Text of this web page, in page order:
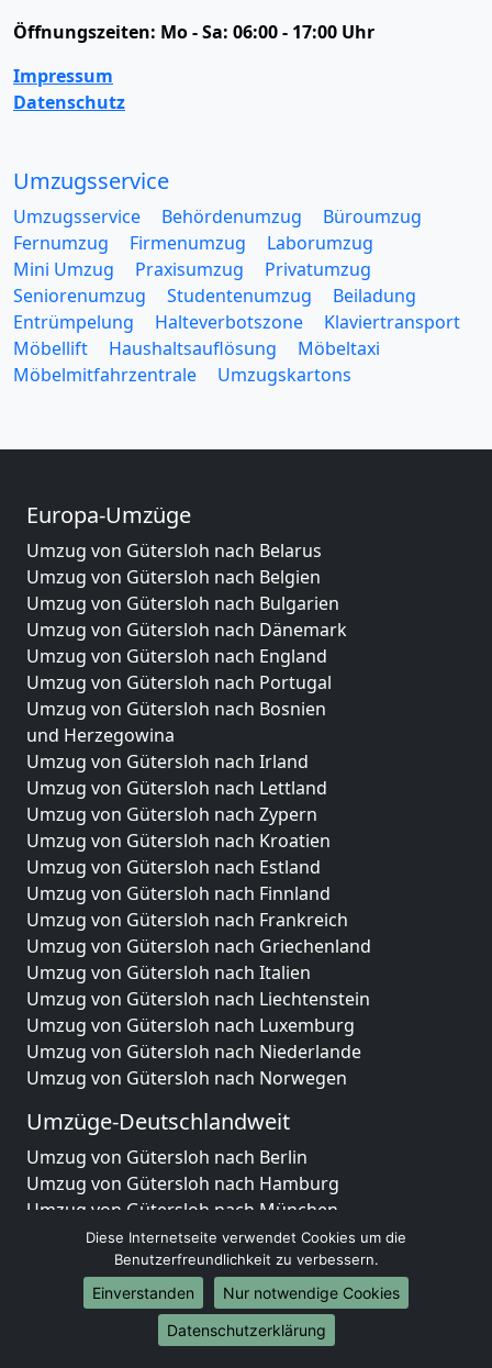
Öffnungszeiten: Mo - Sa: 06:00 - 17:00 Uhr
Impressum
Datenschutz
Umzugsservice
Umzugsservice Behördenumzug
Büroumzug
Fernumzug
Firmenumzug
Laborumzug
Mini Umzug
Praxisumzug
Privatumzug
Seniorenumzug
Studentenumzug
Beiladung
Entrümpelung
Halteverbotszone
Klaviertransport
Möbellift
Haushaltsauflösung
Möbeltaxi
Möbelmitfahrzentrale
Umzugskartons
Europa-Umzüge
Umzug von Gütersloh nach Belarus
Umzug von Gütersloh nach Belgien
Umzug von Gütersloh nach Bulgarien
Umzug von Gütersloh nach Dänemark
Umzug von Gütersloh nach England
Umzug von Gütersloh nach Portugal
Umzug von Gütersloh nach Bosnien
und Herzegowina
Umzug von Gütersloh nach Irland
Umzug von Gütersloh nach Lettland
Umzug von Gütersloh nach Zypern
Umzug von Gütersloh nach Kroatien
Umzug von Gütersloh nach Estland
Umzug von Gütersloh nach Finnland
Umzug von Gütersloh nach Frankreich
Umzug von Gütersloh nach Griechenland
Umzug von Gütersloh nach Italien
Umzug von Gütersloh nach Liechtenstein
Umzug von Gütersloh nach Luxemburg
Umzug von Gütersloh nach Niederlande
Umzug von Gütersloh nach Norwegen
Umzüge-Deutschlandweit
Umzug von Gütersloh nach Berlin
Umzug von Gütersloh nach Hamburg
Umzug von Gütersloh nach München
Umzug von Gütersloh nach Köln
Umzug von Gütersloh nach Frankfurt am Main
Umzug von Gütersloh nach Stuttgart
Umzug von Gütersloh nach Düsseldorf
Umzug von Gütersloh nach Leipzig
Diese Internetseite verwendet Cookies um die
Benutzerfreundlichkeit zu verbessern.
Einverstanden
Nur notwendige Cookies
Datenschutzerklärung